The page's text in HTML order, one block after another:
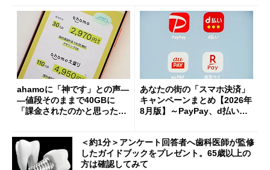
ahamoに「神です」との声―
―値段そのままで40GBに
「課金されたのかと思った」
あなたの街の「スマホ決済」
キャンペーンまとめ【2026年
8月版】～PayPay、d払い、a
＜約1分＞アンケート回答者へ歯科医師が監修
したガイドブックをプレゼント。65歳以上の
方は確認してみて